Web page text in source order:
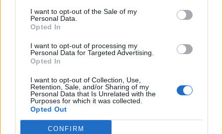
I want to opt-out of the Sale of my
Personal Data.
Opted In
I want to opt-out of processing my
Personal Data for Targeted Advertising.
Opted In
I want to opt-out of Collection, Use,
Retention, Sale, and/or Sharing of my
Personal Data that Is Unrelated with the
Purposes for which it was collected.
Opted Out
CONFIRM
sul grande schermo, l’ipocrisia degli
“acchiappa like” è sgradevole e fastidiosa. De
esagerazioni e stravizi e mette con le spalle al
muro i nuovi cafoni, quelli che fanno di un
freneticamente attimi di privacy fa male
(anche) alla raffinatezza!